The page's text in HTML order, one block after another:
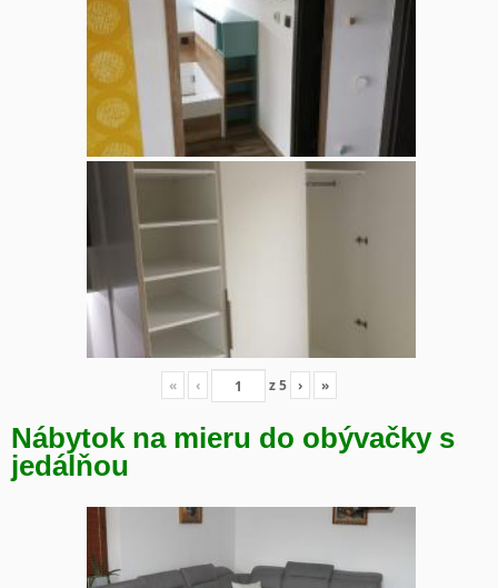
« ‹ z5 › »
Nábytok na mieru do obývačky s
jedálňou